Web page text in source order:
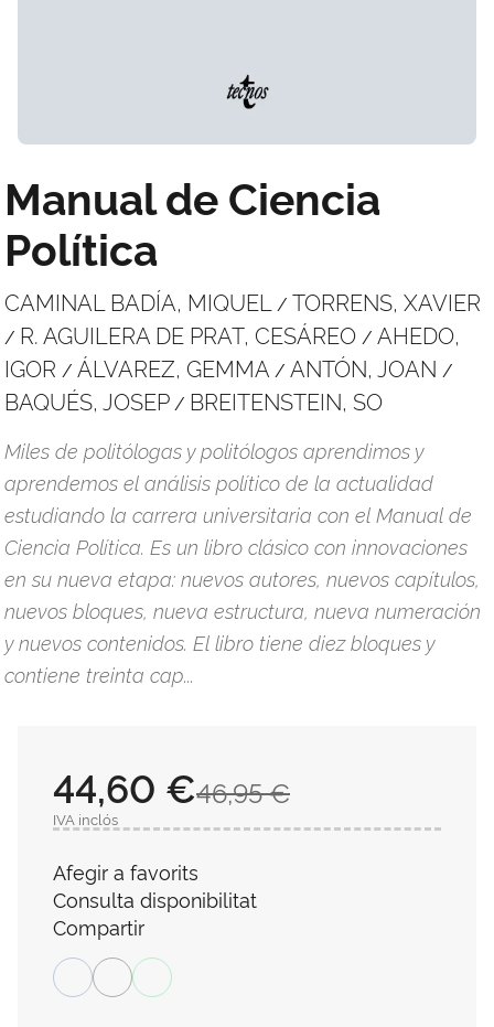
Manual de Ciencia
Política
CAMINAL BADÍA, MIQUEL / TORRENS, XAVIER
/ R. AGUILERA DE PRAT, CESÁREO / AHEDO,
IGOR / ÁLVAREZ, GEMMA / ANTÓN, JOAN /
BAQUÉS, JOSEP/ BREITENSTEIN, SO
Miles de politólogas y politólogos aprendimos y
aprendemos el análisis político de la actualidad
estudiando la carrera universitaria con el Manual de
Ciencia Política. Es un libro clásico con innovaciones
en su nueva etapa: nuevos autores, nuevos capítulos,
nuevos bloques, nueva estructura, nueva numeración
y nuevos contenidos. El libro tiene diez bloques y
contiene treinta cap...
46,95 €
44,60 €
IVA inclós
Afegir a favorits
Consulta disponibilitat
Compartir